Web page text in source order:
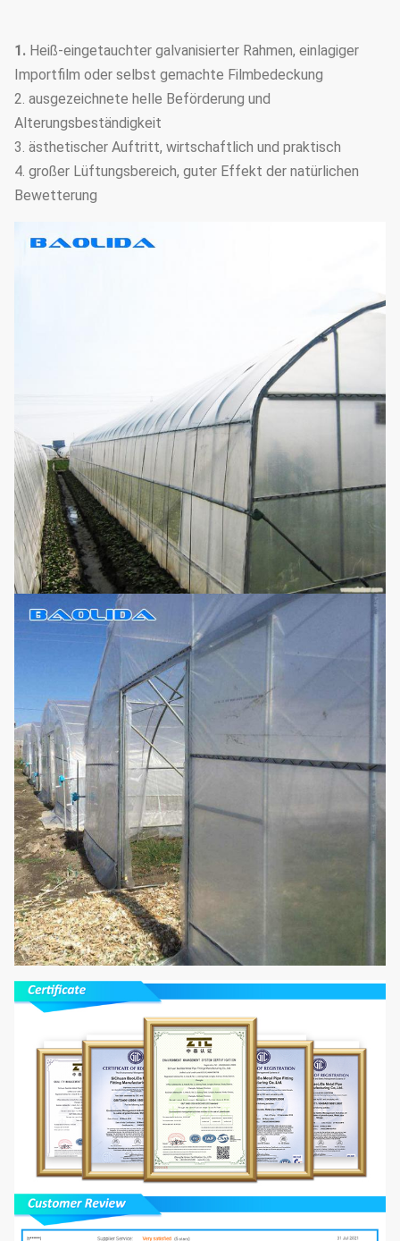
1. Heiß-eingetauchter galvanisierter Rahmen, einlagiger
Importfilm oder selbst gemachte Filmbedeckung
2. ausgezeichnete helle Beförderung und
Alterungsbeständigkeit
3. ästhetischer Auftritt, wirtschaftlich und praktisch
4. großer Lüftungsbereich, guter Effekt der natürlichen
Bewetterung